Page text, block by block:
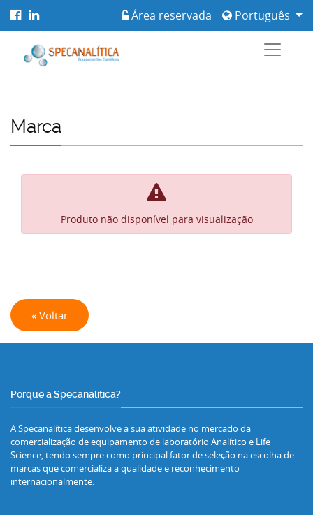
Português
Área reservada
Marca
Produto não disponível para visualização
« Voltar
Porquê a Specanalítica?
A Specanalítica desenvolve a sua atividade no mercado da
comercialização de equipamento de laboratório Analítico e Life
Science, tendo sempre como principal fator de seleção na escolha de
marcas que comercializa a qualidade e reconhecimento
internacionalmente.